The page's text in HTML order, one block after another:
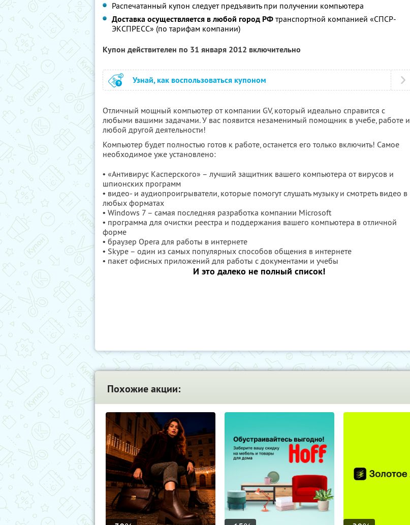
Распечатанный купон следует предъявить при получении компьютера
Доставка осуществляется в любой город РФ транспортной компанией «СПСР-
ЭКСПРЕСС» (по тарифам компании)
Купон действителен по 31 января 2012 включительно
Узнай, как воспользоваться купоном
Отличный мощный компьютер от компании GV, который идеально справится с
любыми вашими задачами. У вас появится незаменимый помощник в учебе, работе и
любой другой деятельности!
Компьютер будет полностью готов к работе, останется его только включить! Самое
необходимое уже установлено:
• «Антивирус Касперского» – лучший защитник вашего компьютера от вирусов и
шпионских программ
• видео- и аудиопроигрыватели, которые помогут слушать музыку и смотреть видео в
любых форматах
• Windows 7 – самая последняя разработка компании Microsoft
• программа для очистки реестра и поддержания вашего компьютера в отличной
форме
• браузер Opera для работы в интернете
• Skype – один из самых популярных способов общения в интернете
• пакет офисных приложений для работы с документами и учебы
И это далеко не полный список!
Похожие акции: